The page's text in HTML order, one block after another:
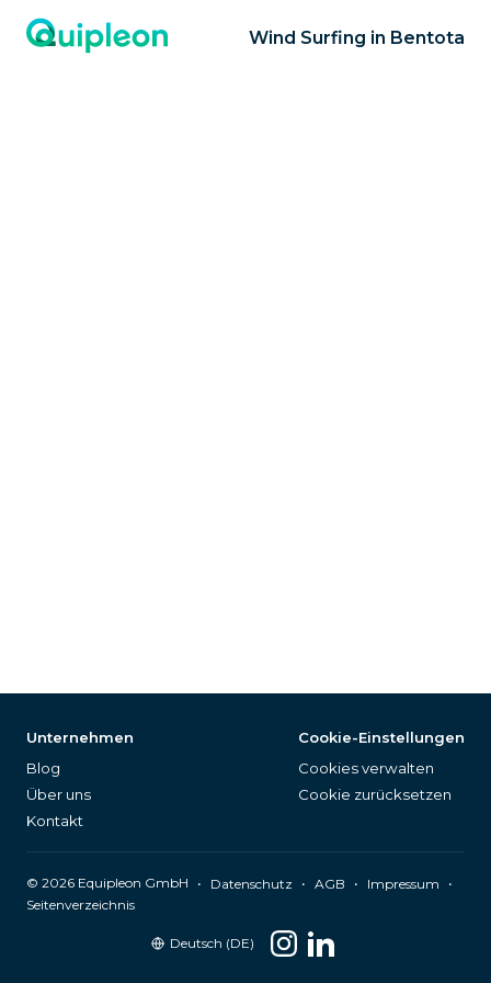
Wind Surfing in Bentota
Unternehmen
Blog
Über uns
Kontakt
Cookie-Einstellungen
Cookies verwalten
Cookie zurücksetzen
© 2026 Equipleon GmbH • Datenschutz • AGB • Impressum
•
Seitenverzeichnis
Deutsch (DE)